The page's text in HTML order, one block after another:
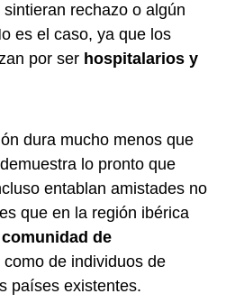
rechazo o algún
es el caso, ya que los
por ser hospitalarios y
dura mucho menos que
lo pronto que
entablan amistades no
que en la región ibérica
de
como de individuos de
países existentes.